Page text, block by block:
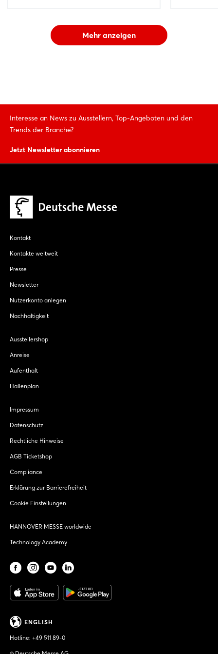
Mehr anzeigen
Interesse an News zu Ausstellern, Top-Angeboten und den
Trends der Branche?
Jetzt Newsletter abonnieren
Kontakt
Kontakte weltweit
Presse
Newsletter
Nutzerkonto anlegen
Nachhaltigkeit
Ausstellershop
Anreise
Aufenthalt
Hallenplan
Impressum
Datenschutz
Rechtliche Hinweise
AGB Ticketshop
Compliance
Erklärung zur Barrierefreiheit
Cookie Einstellungen
HANNOVER MESSE worldwide
Technology Academy
ENGLISH
Hotline: +49 511 89-0